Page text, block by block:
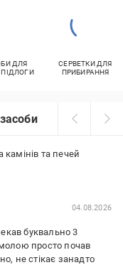
ДЛЯ
СЕРВЕТКИ ДЛЯ
ПРИБИРАННЯ
камінів та печей
04.08.2026
буквально 3
просто почав
не стікає занадто